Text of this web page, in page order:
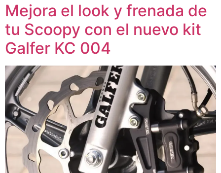
Mejora el look y frenada de
tu Scoopy con el nuevo kit
Galfer KC 004